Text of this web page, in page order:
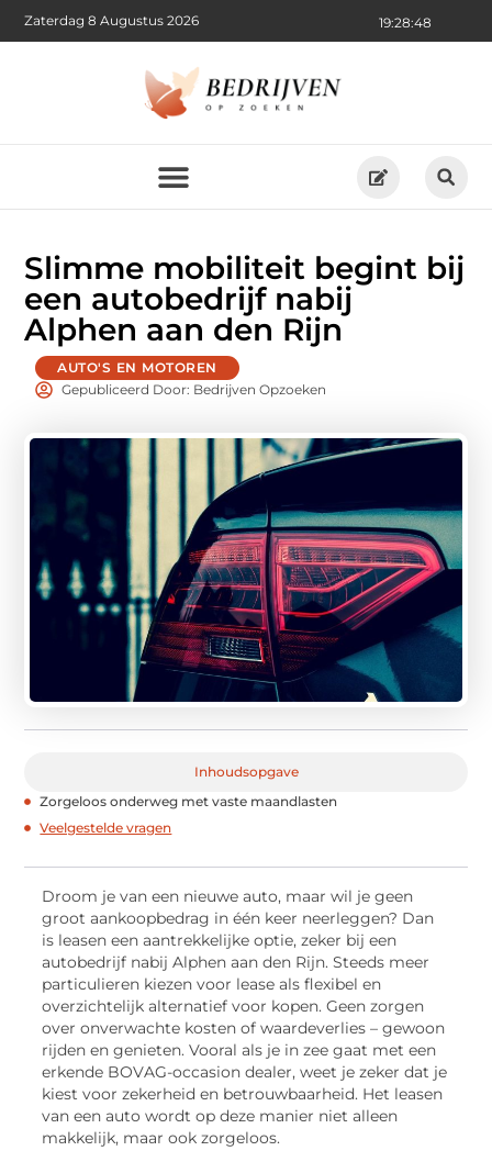
19:28:50
Zaterdag 8 Augustus 2026
Slimme mobiliteit begint bij
een autobedrijf nabij
Alphen aan den Rijn
AUTO'S EN MOTOREN
Gepubliceerd Door: Bedrijven Opzoeken
Inhoudsopgave
Zorgeloos onderweg met vaste maandlasten
Veelgestelde vragen
Droom je van een nieuwe auto, maar wil je geen
groot aankoopbedrag in één keer neerleggen? Dan
is leasen een aantrekkelijke optie, zeker bij een
autobedrijf nabij Alphen aan den Rijn. Steeds meer
particulieren kiezen voor lease als flexibel en
overzichtelijk alternatief voor kopen. Geen zorgen
over onverwachte kosten of waardeverlies – gewoon
rijden en genieten. Vooral als je in zee gaat met een
erkende BOVAG-occasion dealer, weet je zeker dat je
kiest voor zekerheid en betrouwbaarheid. Het leasen
van een auto wordt op deze manier niet alleen
makkelijk, maar ook zorgeloos.